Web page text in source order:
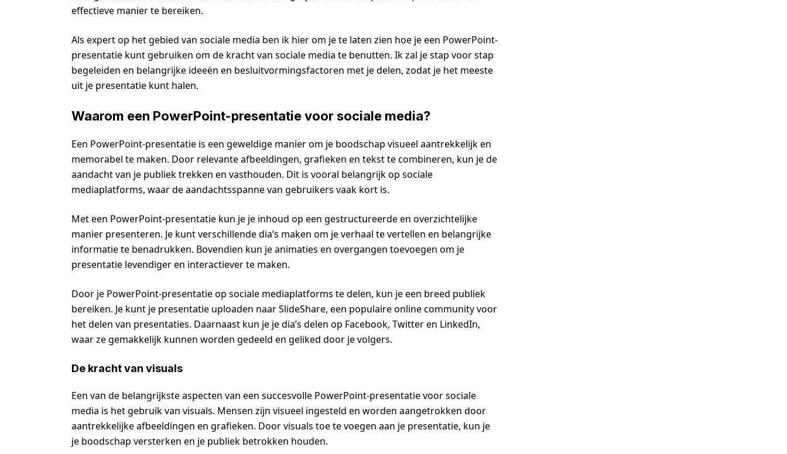
effectieve manier te bereiken.
Als expert op het gebied van sociale media ben ik hier om je te laten zien hoe je een PowerPoint-
presentatie kunt gebruiken om de kracht van sociale media te benutten. Ik zal je stap voor stap
begeleiden en belangrijke ideeën en besluitvormingsfactoren met je delen, zodat je het meeste
uit je presentatie kunt halen.
Waarom een PowerPoint-presentatie voor sociale media?
Een PowerPoint-presentatie is een geweldige manier om je boodschap visueel aantrekkelijk en
memorabel te maken. Door relevante afbeeldingen, grafieken en tekst te combineren, kun je de
aandacht van je publiek trekken en vasthouden. Dit is vooral belangrijk op sociale
mediaplatforms, waar de aandachtsspanne van gebruikers vaak kort is.
Met een PowerPoint-presentatie kun je je inhoud op een gestructureerde en overzichtelijke
manier presenteren. Je kunt verschillende dia’s maken om je verhaal te vertellen en belangrijke
informatie te benadrukken. Bovendien kun je animaties en overgangen toevoegen om je
presentatie levendiger en interactiever te maken.
Door je PowerPoint-presentatie op sociale mediaplatforms te delen, kun je een breed publiek
bereiken. Je kunt je presentatie uploaden naar SlideShare, een populaire online community voor
het delen van presentaties. Daarnaast kun je je dia’s delen op Facebook, Twitter en LinkedIn,
waar ze gemakkelijk kunnen worden gedeeld en geliked door je volgers.
De kracht van visuals
Een van de belangrijkste aspecten van een succesvolle PowerPoint-presentatie voor sociale
media is het gebruik van visuals. Mensen zijn visueel ingesteld en worden aangetrokken door
aantrekkelijke afbeeldingen en grafieken. Door visuals toe te voegen aan je presentatie, kun je
je boodschap versterken en je publiek betrokken houden.